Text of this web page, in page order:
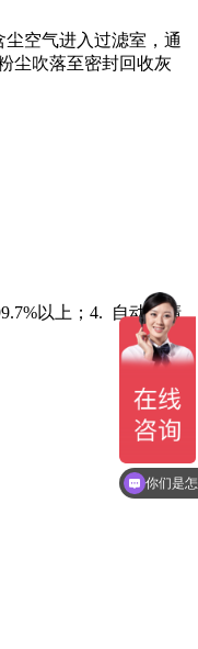
空气进入过滤室，通
尘吹落至密封回收灰
以上；4. 自动化清
你们是